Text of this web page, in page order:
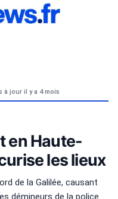
à jour il y a 4 mois
en Haute-
les lieux
de la Galilée, causant
démineurs de la police